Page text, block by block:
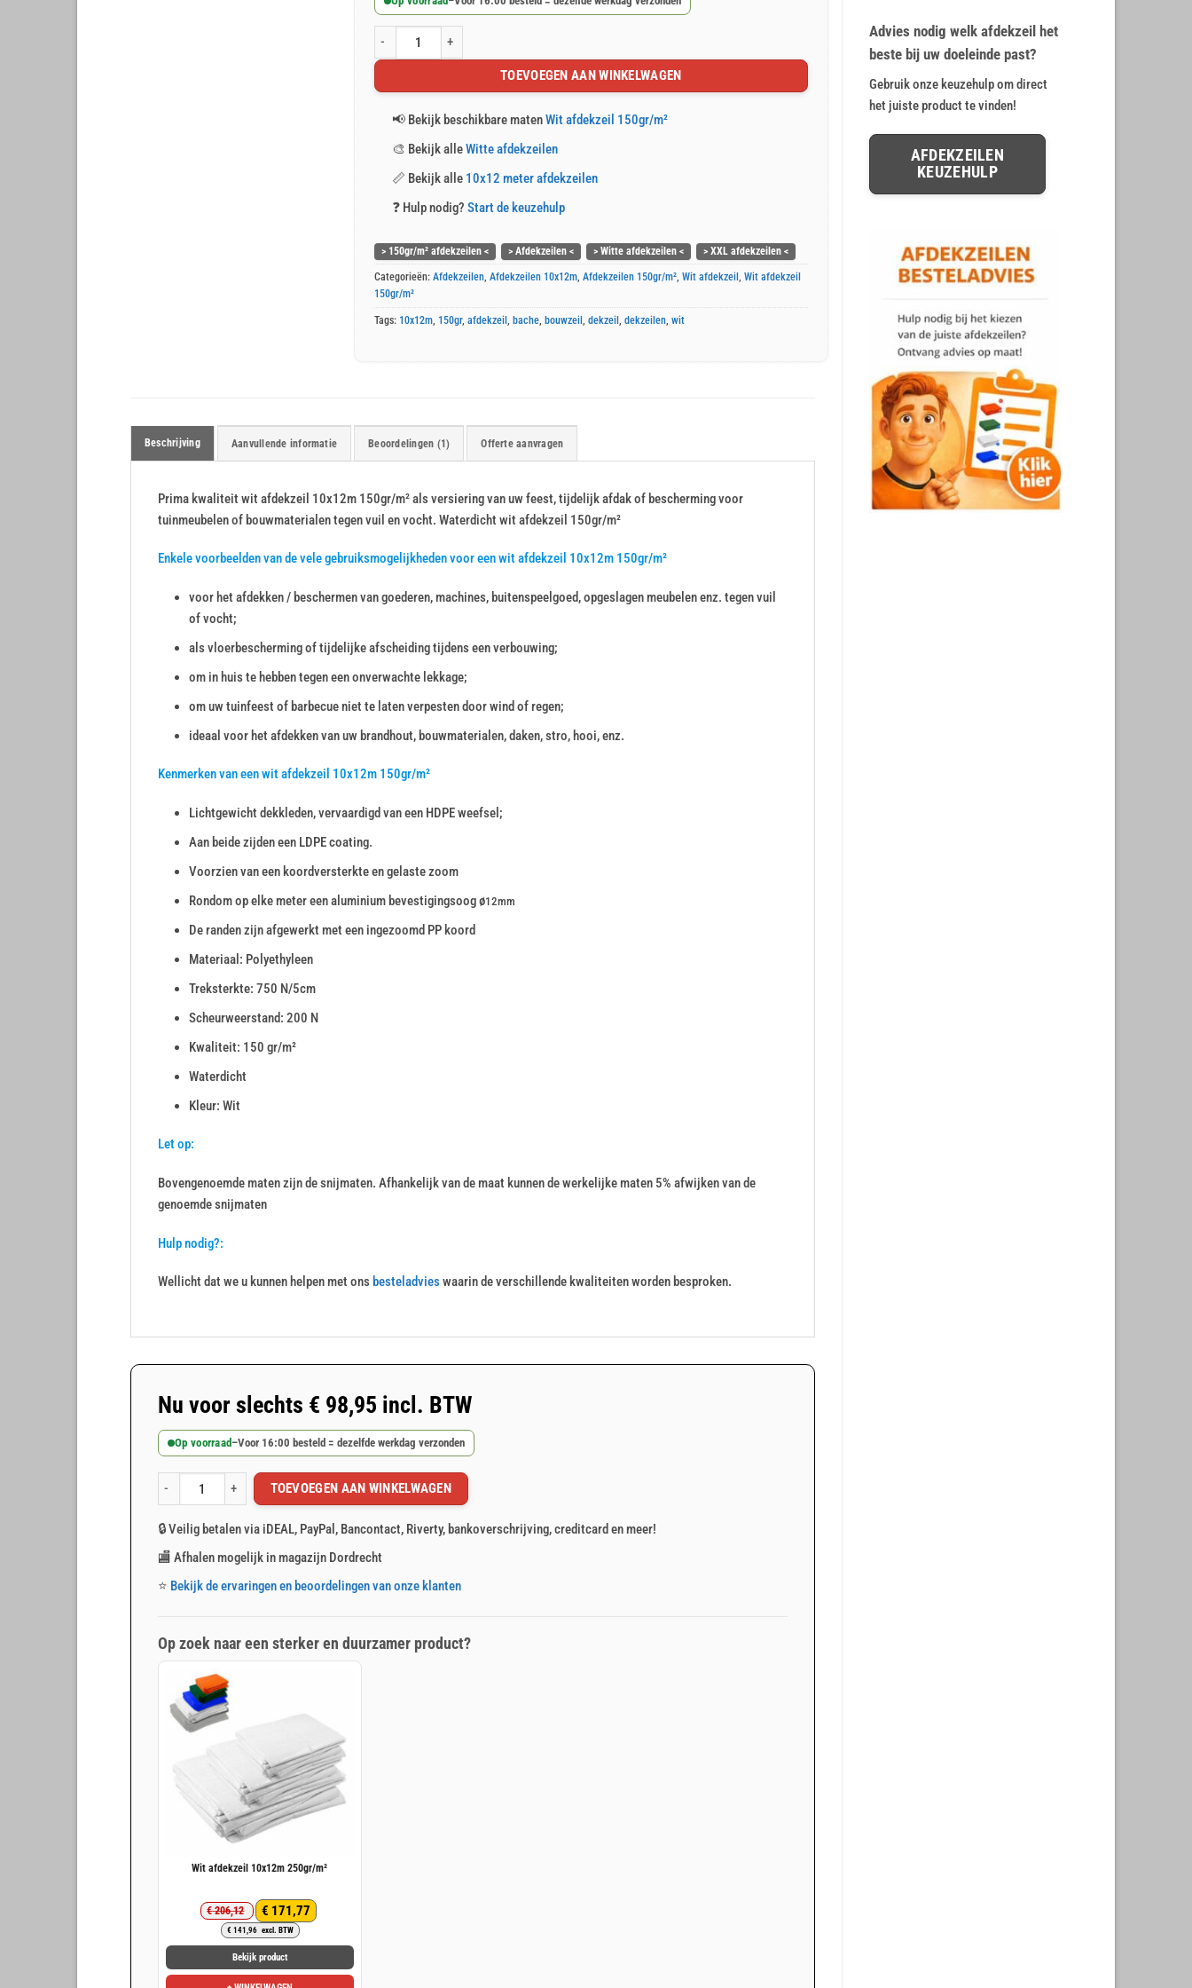
Advies nodig welk afdekzeil het
beste bij uw doeleinde past?
Gebruik onze keuzehulp om direct
het juiste product te vinden!
AFDEKZEILEN
KEUZEHULP
Wit afdekzeil 10x12m 150gr/m² aantal
TOEVOEGEN AAN WINKELWAGEN
📢 Bekijk beschikbare matenWit afdekzeil 150gr/m²
🎨 Bekijk alleWitte afdekzeilen
📏 Bekijk alle 10x12 meter afdekzeilen
❓ Hulp nodig? Start de keuzehulp
> 150gr/m² afdekzeilen < > Afdekzeilen < > Witte afdekzeilen < > XXL afdekzeilen <
Categorieën:Afdekzeilen,Afdekzeilen 10x12m,Afdekzeilen 150gr/m²,Wit afdekzeil,Wit afdekzeil
150gr/m²
Tags: 10x12m, 150gr,afdekzeil, bache, bouwzeil,dekzeil,dekzeilen,wit
Beschrijving Aanvullende informatie Beoordelingen (1) Offerte aanvragen
Prima kwaliteit wit afdekzeil 10x12m 150gr/m² als versiering van uw feest, tijdelijk afdak of bescherming voor
tuinmeubelen of bouwmaterialen tegen vuil en vocht. Waterdicht wit afdekzeil 150gr/m²
Enkele voorbeelden van de vele gebruiksmogelijkheden voor een wit afdekzeil 10x12m 150gr/m²
voor het afdekken / beschermen van goederen, machines, buitenspeelgoed, opgeslagen meubelen enz. tegen vuil
of vocht;
als vloerbescherming of tijdelijke afscheiding tijdens een verbouwing;
om in huis te hebben tegen een onverwachte lekkage;
om uw tuinfeest of barbecue niet te laten verpesten door wind of regen;
ideaal voor het afdekken van uw brandhout, bouwmaterialen, daken, stro, hooi, enz.
Kenmerken van een wit afdekzeil 10x12m 150gr/m²
Lichtgewicht dekkleden, vervaardigd van een HDPE weefsel;
Aan beide zijden een LDPE coating.
Voorzien van een koordversterkte en gelaste zoom
Rondom op elke meter een aluminium bevestigingsoog ø12mm
De randen zijn afgewerkt met een ingezoomd PP koord
Materiaal: Polyethyleen
Treksterkte: 750 N/5cm
Scheurweerstand: 200 N
Kwaliteit: 150 gr/m²
Waterdicht
Kleur: Wit
Let op:
Bovengenoemde maten zijn de snijmaten. Afhankelijk van de maat kunnen de werkelijke maten 5% afwijken van de
genoemde snijmaten
Hulp nodig?:
Wellicht dat we u kunnen helpen met ons besteladvieswaarin de verschillende kwaliteiten worden besproken.
Nu voor slechts € 98,95 incl. BTW
Op voorraad–Voor 16:00 besteld = dezelfde werkdag verzonden
Wit afdekzeil 10x12m 150gr/m² aantalTOEVOEGEN AAN WINKELWAGEN
🔒 Veilig betalen via iDEAL, PayPal, Bancontact, Riverty, bankoverschrijving, creditcard en meer!
🏬 Afhalen mogelijk in magazijn Dordrecht
⭐ Bekijk de ervaringen en beoordelingen van onze klanten
Op zoek naar een sterker en duurzamer product?
Wit afdekzeil 10x12m 250gr/m²
€206,12
Oorspronkelijke
prijs
was:
€ 206,12.
€ 171,77
Huidige
prijs
is:
€ 171,77.
€ 141,96 excl. BTW
Bekijk product